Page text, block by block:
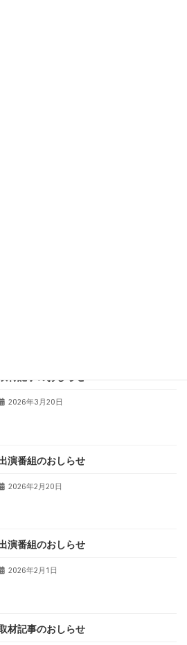
材記事のおしらせ
2026年3月20日
演番組のおしらせ
2026年2月20日
演番組のおしらせ
2026年2月1日
材記事のおしらせ